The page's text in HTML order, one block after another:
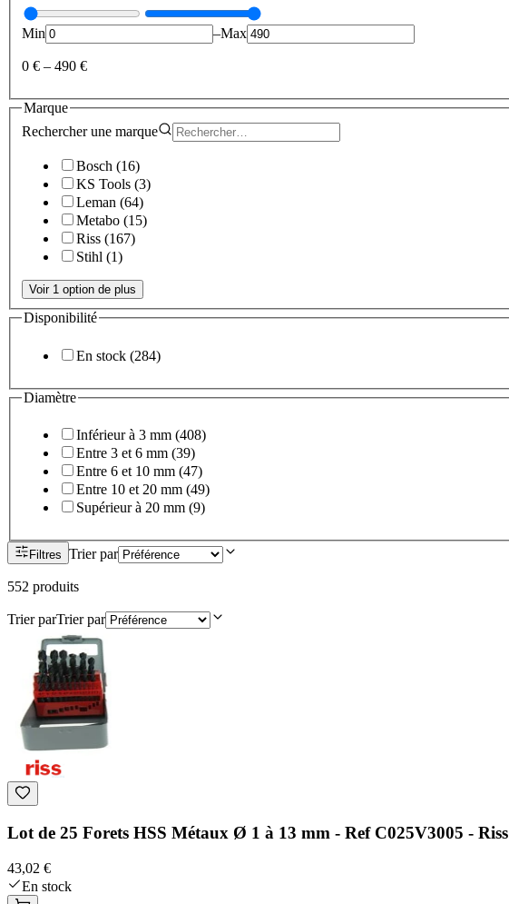
Min –Max
0 € – 490 €
Marque
Rechercher une marque
Bosch (16)
KS Tools (3)
Leman (64)
Metabo (15)
Riss (167)
Stihl (1)
Voir 1 option de plus
Disponibilité
En stock (284)
Diamètre
Inférieur à 3 mm (408)
Entre 3 et 6 mm (39)
Entre 6 et 10 mm (47)
Entre 10 et 20 mm (49)
Supérieur à 20 mm (9)
Filtres Trier par
552 produits
Trier parTrier par
Lot de 25 Forets HSS Métaux Ø 1 à 13 mm - Ref C025V3005 - Riss
43,02 €
En stock